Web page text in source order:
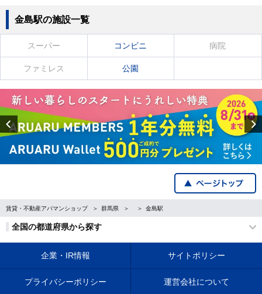
金島駅の施設一覧
スーパー コンビニ 病院
ファミレス 公園
Previous
賃貸・不動産アパマンショップ 群馬県 金島駅
全国の都道府県から探す
企業・IR情報 サイトポリシー
プライバシーポリシー 運営会社について